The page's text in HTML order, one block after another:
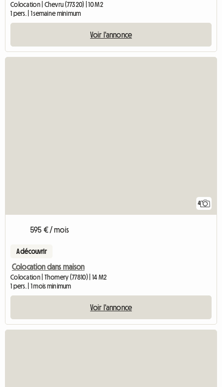
Colocation | Chevru (77320) | 10 M2
1 pers. | 1 semaine minimum
Voir l'annonce
4
595 € / mois
A découvrir
Colocation dans maison
Colocation | Thomery (77810) | 14 M2
1 pers. | 1 mois minimum
Voir l'annonce